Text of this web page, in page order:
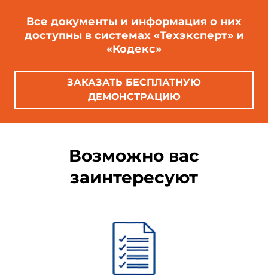
Все документы и информация о них
доступны в системах «Техэксперт» и
«Кодекс»
ЗАКАЗАТЬ БЕСПЛАТНУЮ
ДЕМОНСТРАЦИЮ
Возможно вас
заинтересуют